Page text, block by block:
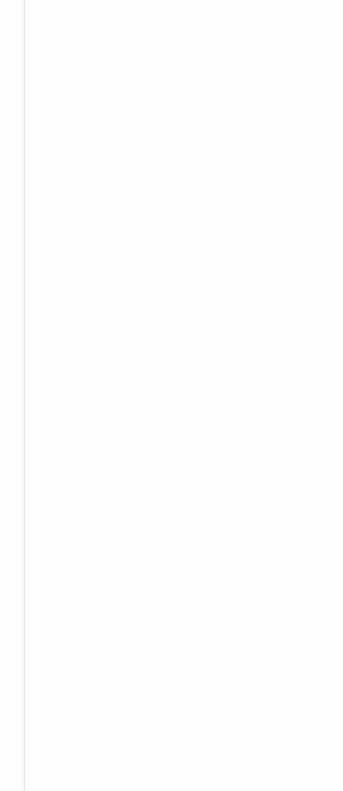
kustomisasi senjata dengan
attachment lain untuk jadi
Setiap peluru dihitung, armor
combat mematikan. Map urban
momen menegangkan saat intai
game bikin kamu hati-hati bawa
diunduh via Steam di masa
akses resmi di website resminya.
mirip di Steam bisa coba mod
suka ketegangan saat sniping di
7. Call of Duty:
Mungkin bukan full sniper game,
nggak ingat misi ikonik "All
merayap di Chernobyl bareng
membidik target jarak jauh, dan
supaya nggak ketahuan.
bikin grafis makin cakep dan
itu, multiplayer-nya banyak